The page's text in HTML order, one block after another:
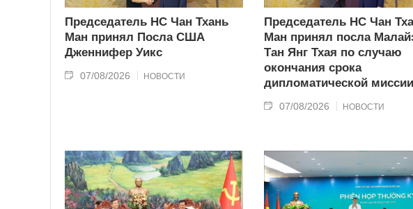
Председатель НС Чан Тхань
Ман принял Посла США
Дженнифер Уикс
07/08/2026 НОВОСТИ
Председатель НС Чан
Ман принял посла
Тан Янг Тхая по случаю
окончания срока
дипломатической миссии
07/08/2026 НОВОСТИ